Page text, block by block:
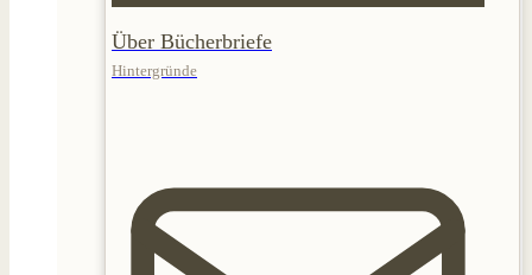
Über Bücherbriefe
Hintergründe